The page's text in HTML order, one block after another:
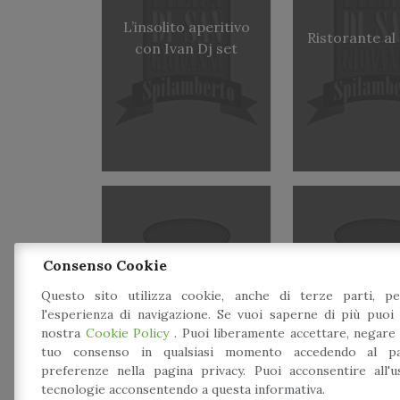
L’insolito aperitivo
con Ivan Dj set
Ristorante
Laboratorio: Mani
in Pasta
Raduno di
King e
Consenso Cookie
Questo sito utilizza cookie, anche di terze parti,
l'esperienza di navigazione. Se vuoi saperne di più puoi
nostra Cookie Policy . Puoi liberamente accettare,
tuo consenso in qualsiasi momento accedendo al
preferenze nella pagina privacy. Puoi acconsentire
tecnologie acconsentendo a questa informativa.